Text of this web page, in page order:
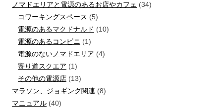
ノマドエリアと電源のあるお店やカフェ (34)
コワーキングスペース (5)
電源のあるマクドナルド (10)
電源のあるコンビニ (1)
電源のないノマドエリア (4)
寄り道スクエア (1)
その他の電源店 (13)
マラソン、ジョギング関連 (8)
マニュアル (40)